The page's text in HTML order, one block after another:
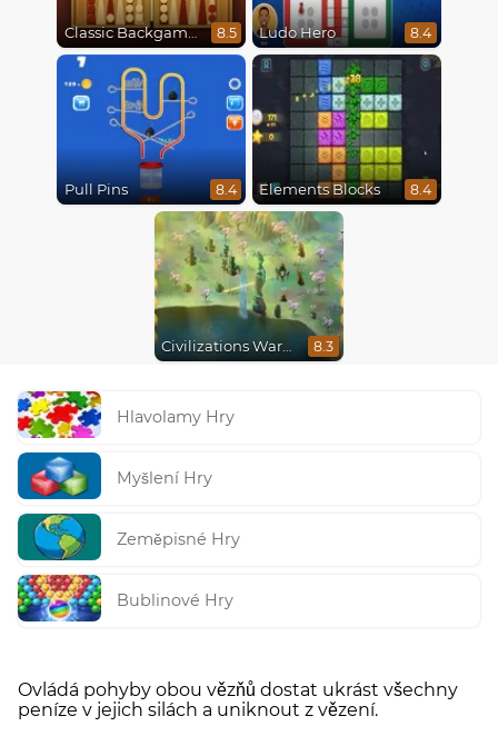
Classic Backgammon 8.5 Ludo Hero 8.4
Pull Pins 8.4 Elements Blocks 8.4
Civilizations Wars Master Edition 8.3
Hlavolamy Hry
Myšlení Hry
Zeměpisné Hry
Bublinové Hry
Ovládá pohyby obou vězňů dostat ukrást všechny
peníze v jejich silách a uniknout z vězení.